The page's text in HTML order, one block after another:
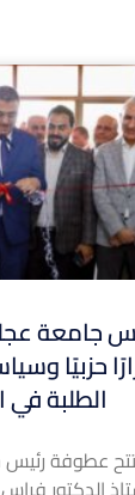
جامعة
حزبيًا
الطلبة في
عطوفة